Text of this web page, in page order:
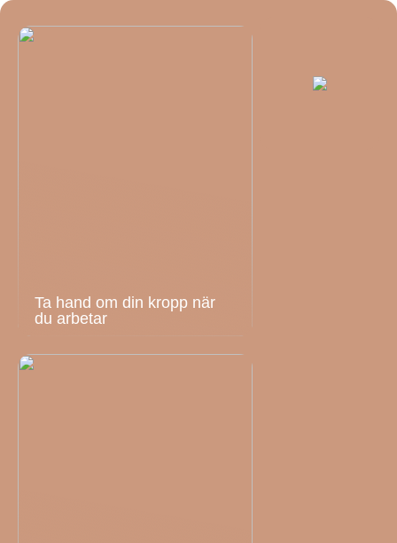
Ta hand om din kropp när
du arbetar